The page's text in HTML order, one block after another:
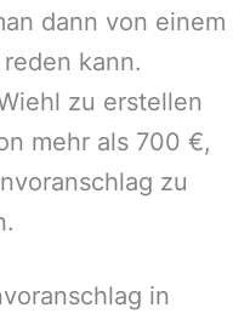
dann von einem
kann.
zu erstellen
mehr als 700 €,
zu
in